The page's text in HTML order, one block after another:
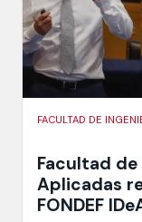
FACULTAD DE
Facultad
Aplicadas
FONDEF